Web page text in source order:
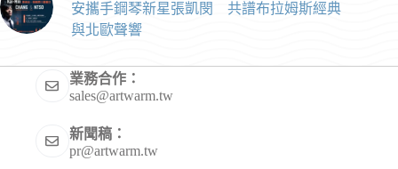
安攜手鋼琴新星張凱閔 共譜布拉姆斯經典
與北歐聲響
業務合作：
sales@artwarm.tw
新聞稿：
pr@artwarm.tw